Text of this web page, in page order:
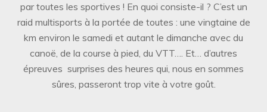
par toutes les sportives ! En quoi consiste-il ? C’est un
raid multisports à la portée de toutes : une vingtaine de
km environ le samedi et autant le dimanche avec du
canoë, de la course à pied, du VTT…. Et… d’autres
épreuves surprises des heures qui, nous en sommes
sûres, passeront trop vite à votre goût.